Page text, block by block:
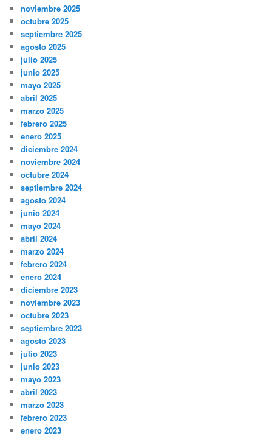
noviembre 2025
octubre 2025
septiembre 2025
agosto 2025
julio 2025
junio 2025
mayo 2025
abril 2025
marzo 2025
febrero 2025
enero 2025
diciembre 2024
noviembre 2024
octubre 2024
septiembre 2024
agosto 2024
junio 2024
mayo 2024
abril 2024
marzo 2024
febrero 2024
enero 2024
diciembre 2023
noviembre 2023
octubre 2023
septiembre 2023
agosto 2023
julio 2023
junio 2023
mayo 2023
abril 2023
marzo 2023
febrero 2023
enero 2023